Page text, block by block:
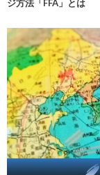
ジ方法「FFA」とは